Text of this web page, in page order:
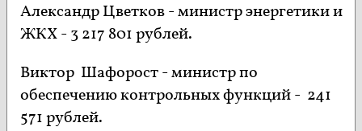
Александр Цветков - министр энергетики и
ЖКХ - 3 217 801 рублей.
Виктор Шафорост - министр по
обеспечению контрольных функций - 241
571 рублей.